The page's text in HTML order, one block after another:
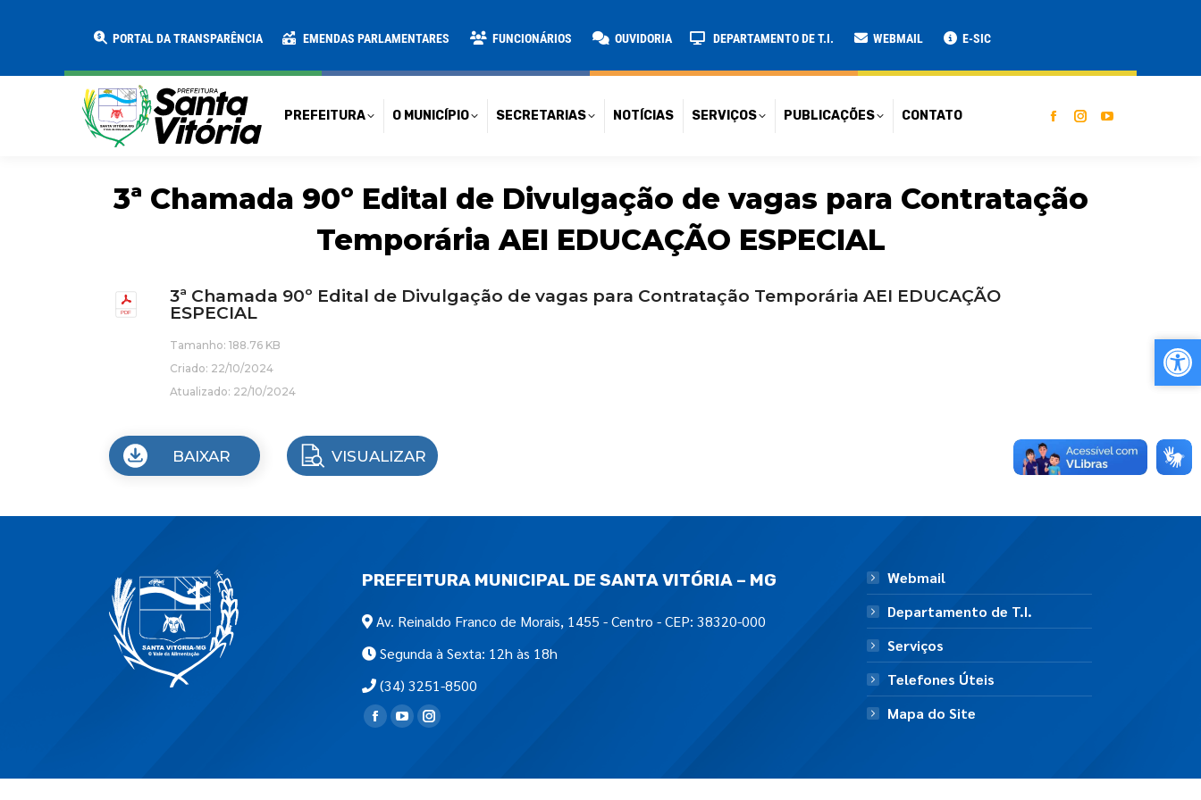
PORTAL DA TRANSPARÊNCIA EMENDAS PARLAMENTARES FUNCIONÁRIOS OUVIDORIA DEPARTAMENTO DE T.I. WEBMAIL E-SIC
PREFEITURA O MUNICÍPIO SECRETARIAS NOTÍCIAS SERVIÇOS PUBLICAÇÕES CONTATO
3ª Chamada 90º Edital de Divulgação de vagas para Contratação
Temporária AEI EDUCAÇÃO ESPECIAL
3ª Chamada 90º Edital de Divulgação de vagas para Contratação Temporária AEI EDUCAÇÃO
ESPECIAL
Tamanho: 188.76 KB
Criado: 22/10/2024
Atualizado: 22/10/2024
BAIXAR VISUALIZAR
PREFEITURA MUNICIPAL DE SANTA VITÓRIA – MG
Av. Reinaldo Franco de Morais, 1455 - Centro - CEP: 38320-000
Segunda à Sexta: 12h às 18h
(34) 3251-8500
Encontre-nos em:
Webmail
Departamento de T.I.
Serviços
Telefones Úteis
Mapa do Site